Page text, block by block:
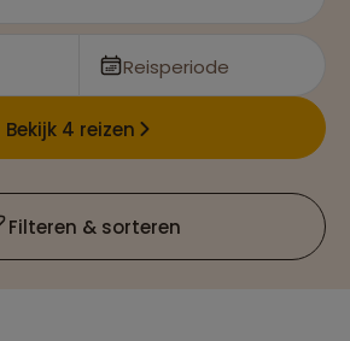
Reisperiode
Bekijk 4 reizen
Filteren & sorteren